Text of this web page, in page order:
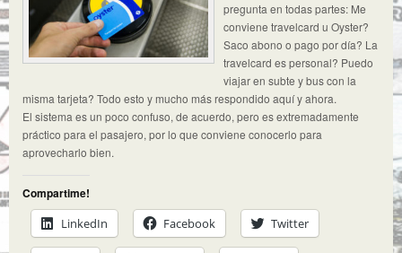
pregunta en todas partes: Me
conviene travelcard u Oyster?
Saco abono o pago por día? La
travelcard es personal? Puedo
viajar en subte y bus con la
misma tarjeta? Todo esto y mucho más respondido aquí y ahora.
El sistema es un poco confuso, de acuerdo, pero es extremadamente
práctico para el pasajero, por lo que conviene conocerlo para
aprovecharlo bien.
Compartime!
LinkedIn
Facebook Twitter